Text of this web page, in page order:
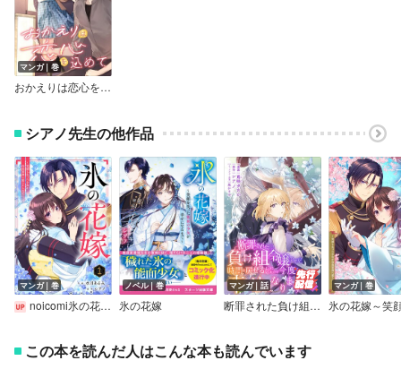
マンガ｜巻
おかえりは恋心を込めて
シアノ先生の他作品
マンガ｜巻
noicomi氷の花嫁～笑顔を失った少女が冷血軍神に愛されるまで～
ノベル｜巻
氷の花嫁
マンガ｜話
断罪された負け組令嬢ですが、時間を戻せるようになったので今度こそ幸せになります【単話】
マンガ｜巻
この本を読んだ人はこんな本も読んでいます